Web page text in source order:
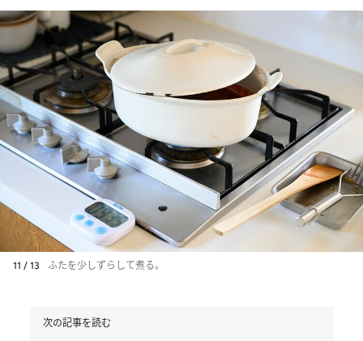
11 / 13 ふたを少しずらして煮る。
次の記事を読む